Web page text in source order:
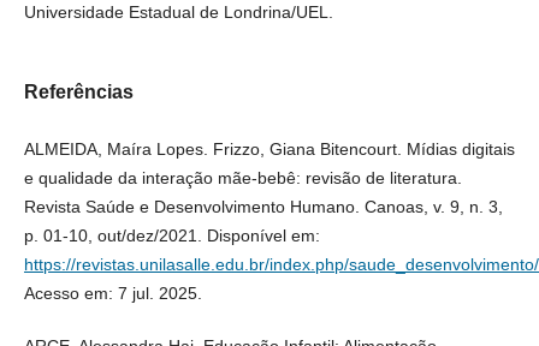
Universidade Estadual de Londrina/UEL.
Referências
ALMEIDA, Maíra Lopes. Frizzo, Giana Bitencourt. Mídias digitais
e qualidade da interação mãe-bebê: revisão de literatura.
Revista Saúde e Desenvolvimento Humano. Canoas, v. 9, n. 3,
p. 01-10, out/dez/2021. Disponível em:
https://revistas.unilasalle.edu.br/index.php/
Acesso em: 7 jul. 2025.